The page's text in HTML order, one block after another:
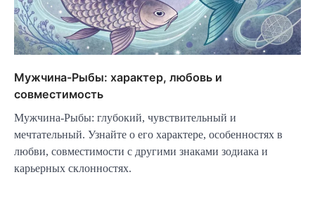
Мужчина-Рыбы: характер, любовь и
совместимость
Мужчина-Рыбы: глубокий, чувствительный и
мечтательный. Узнайте о его характере, особенностях в
любви, совместимости с другими знаками зодиака и
карьерных склонностях.